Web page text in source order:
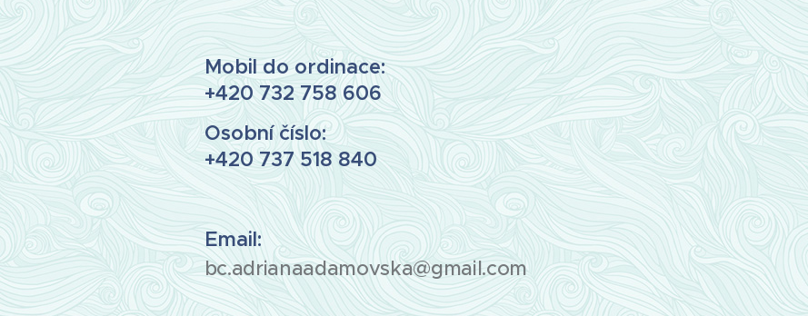
Mobil do ordinace:
+420 732 758 606
Osobní číslo:
+420 737 518 840
Email:
bc.adrianaadamovska@gmail.com